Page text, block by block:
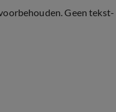
Geen tekst-